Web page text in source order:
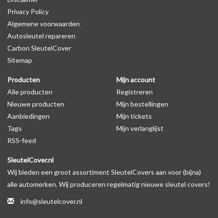
Levering
Voor 16:00 besteld = Dezelfde dag verzonden
Verzending naar België: 1/3 werkdagen
Merk: SleutelCover
Geschikt voor: Fiat
Gewicht: 20g
Materiaal: Siliconen
Geschikt voor o.a. de volgende modellen:
* Afhankelijk van het bouwjaar
* Controleer
altijd alsnog eerst uw model sleutel met het
Privacy Policy
Algemene voorwaarden
Autosleutel repareren
Carbon SleutelCover
Sitemap
Producten
Alle producten
Nieuwe producten
Aanbiedingen
Tags
RSS-feed
Mijn account
Registreren
Mijn bestellingen
Mijn tickets
Mijn verlanglijst
SleutelCover.nl
Wij bieden een groot assortiment SleutelCovers aan voor (bijna)
alle automerken. Wij produceren regelmatig nieuwe sleutel covers!
info@sleutelcover.nl